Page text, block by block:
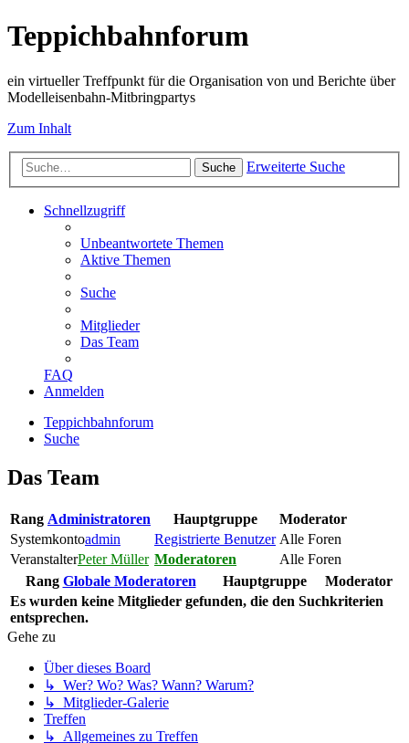
Teppichbahnforum
ein virtueller Treffpunkt für die Organisation von und Berichte über
Modelleisenbahn-Mitbringpartys
Zum Inhalt
Suche Erweiterte Suche
Schnellzugriff
Unbeantwortete Themen
Aktive Themen
Suche
Mitglieder
Das Team
FAQ
Anmelden
Teppichbahnforum
Suche
Das Team
Rang Administratoren Hauptgruppe
Moderator
Systemkontoadmin Registrierte Benutzer Alle Foren
VeranstalterPeter Müller Moderatoren
Alle Foren
Rang Globale Moderatoren Hauptgruppe
Moderator
Es wurden keine Mitglieder gefunden, die den Suchkriterien
entsprechen.
Gehe zu
Über dieses Board
↳ Wer? Wo? Was? Wann? Warum?
↳ Mitglieder-Galerie
Treffen
↳ Allgemeines zu Treffen